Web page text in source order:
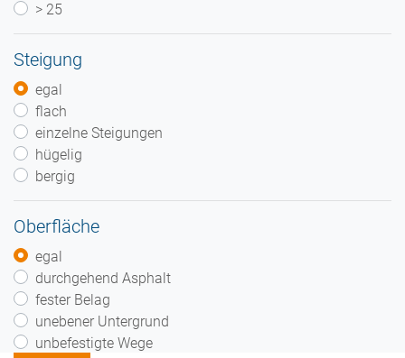
> 25
Steigung
egal
flach
einzelne Steigungen
hügelig
bergig
Oberfläche
egal
durchgehend Asphalt
fester Belag
unebener Untergrund
unbefestigte Wege